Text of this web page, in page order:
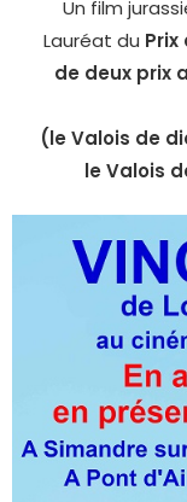
Un film
Lauréat du
de deux prix
(le Valois de
le Valois